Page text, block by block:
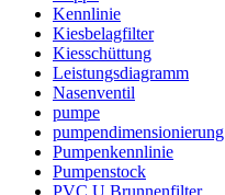
Kennlinie
Kiesbelagfilter
Kiesschüttung
Leistungsdiagramm
Nasenventil
pumpe
pumpendimensionierung
Pumpenkennlinie
Pumpenstock